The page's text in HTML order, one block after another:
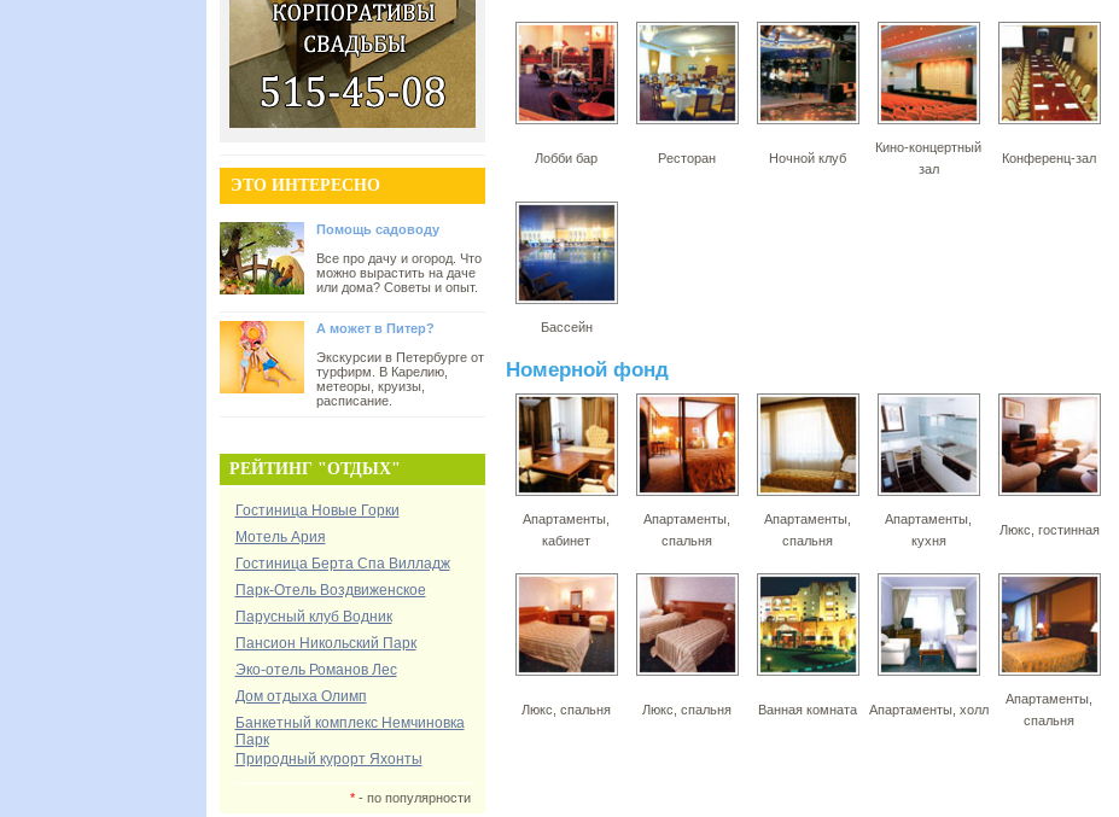
ЭТО ИНТЕРЕСНО
Помощь садоводу
Все про дачу и огород. Что
можно вырастить на даче
или дома? Советы и опыт.
А может в Питер?
Экскурсии в Петербурге от
турфирм. В Карелию,
метеоры, круизы,
расписание.
РЕЙТИНГ "ОТДЫХ"
Гостиница Новые Горки
Мотель Ария
Гостиница Берта Спа Вилладж
Парк-Отель Воздвиженское
Парусный клуб Водник
Пансион Никольский Парк
Эко-отель Романов Лес
Дом отдыха Олимп
Банкетный комплекс Немчиновка
Парк
Природный курорт Яхонты
*- по популярности
Лобби бар Ресторан Ночной клуб
Кино-концертный
зал
Конференц-зал
Бассейн
Номерной фонд
Апартаменты,
кабинет
Апартаменты,
спальня
Апартаменты,
спальня
Апартаменты,
кухня
Люкс, гостинная
Люкс, спальня Люкс, спальня Ванная комната Апартаменты, холл
Апартаменты,
спальня